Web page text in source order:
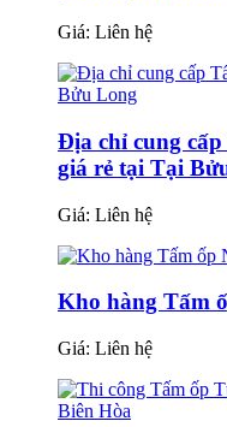
Giá: Liên hệ
Địa chỉ cung
giá rẻ tại Tại
Giá: Liên hệ
Kho hàng Tấm
Giá: Liên hệ